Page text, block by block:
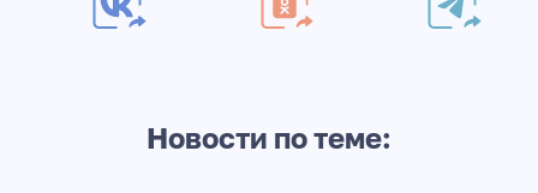
Новости по теме: